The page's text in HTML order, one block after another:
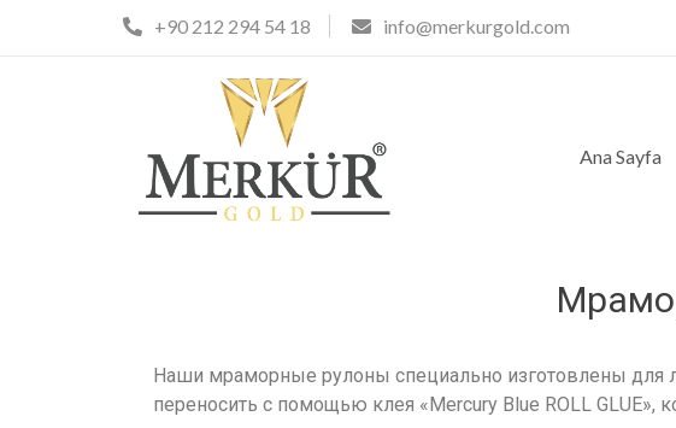
+90 212 294 54 18 info@merkurgold.com
Ana Sayfa
Наши мраморные рулоны специально изготовлены для
переносить с помощью клея «Mercury Blue ROLL GLUE»,